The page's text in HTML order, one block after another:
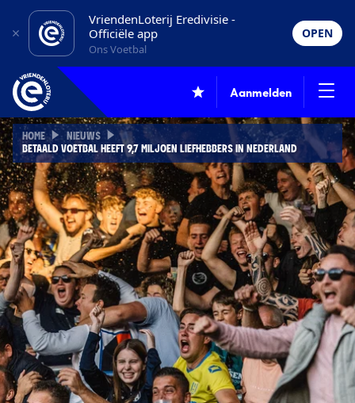
VriendenLoterij Eredivisie -
Officiële app
Ons Voetbal
OPEN
Aanmelden
HOME
NIEUWS
BETAALD VOETBAL HEEFT 9,7 MILJOEN LIEFHEBBERS IN NEDERLAND